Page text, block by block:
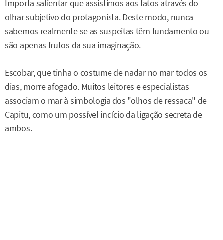
Importa salientar que assistimos aos fatos através do
olhar subjetivo do protagonista. Deste modo, nunca
sabemos realmente se as suspeitas têm fundamento ou
são apenas frutos da sua imaginação.
Escobar, que tinha o costume de nadar no mar todos os
dias, morre afogado. Muitos leitores e especialistas
associam o mar à simbologia dos "olhos de ressaca" de
Capitu, como um possível indício da ligação secreta de
ambos.